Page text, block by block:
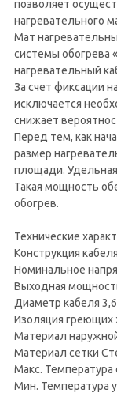
позволяет
нагревательного
Мат
системы обогрева
нагревательный
За счет фиксации
исключается
снижает
Перед тем, как
размер
площади.
Такая мощность
обогрев.
Технические
Конструкция
Номинальное
Выходная
Диаметр кабеля
Изоляция греющих
Материал
Материал сетки
Макс.
Мин. Температура